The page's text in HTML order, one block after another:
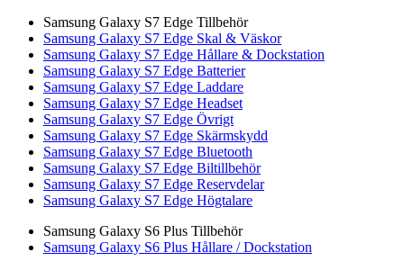
Samsung Galaxy S7 Edge Tillbehör
Samsung Galaxy S7 Edge Skal & Väskor
Samsung Galaxy S7 Edge Hållare & Dockstation
Samsung Galaxy S7 Edge Batterier
Samsung Galaxy S7 Edge Laddare
Samsung Galaxy S7 Edge Headset
Samsung Galaxy S7 Edge Övrigt
Samsung Galaxy S7 Edge Skärmskydd
Samsung Galaxy S7 Edge Bluetooth
Samsung Galaxy S7 Edge Biltillbehör
Samsung Galaxy S7 Edge Reservdelar
Samsung Galaxy S7 Edge Högtalare
Samsung Galaxy S6 Plus Tillbehör
Samsung Galaxy S6 Plus Hållare / Dockstation